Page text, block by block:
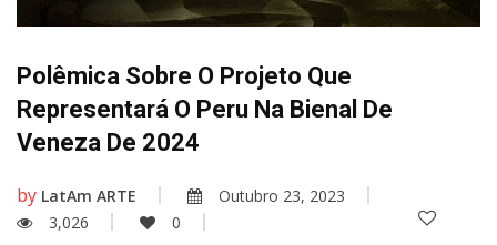
Polêmica Sobre O Projeto Que
Representará O Peru Na Bienal De
Veneza De 2024
by LatAm ARTE
Outubro 23, 2023
3,026
0